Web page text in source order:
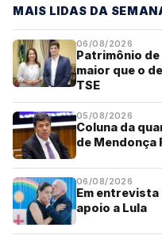
MAIS LIDAS DA
06/08/2026
Patrimônio
maior que o
TSE
05/08/2026
Coluna da
de Mendonça
06/08/2026
Em entrevista
apoio a Lula